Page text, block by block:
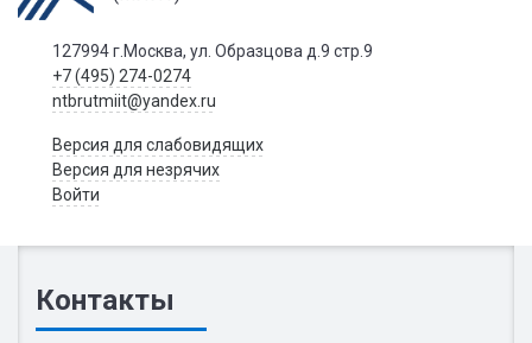
127994 г.Москва, ул. Образцова д.9 стр.9
+7 (495) 274-0274
ntbrutmiit@yandex.ru
Версия для слабовидящих
Версия для незрячих
Войти
Контакты